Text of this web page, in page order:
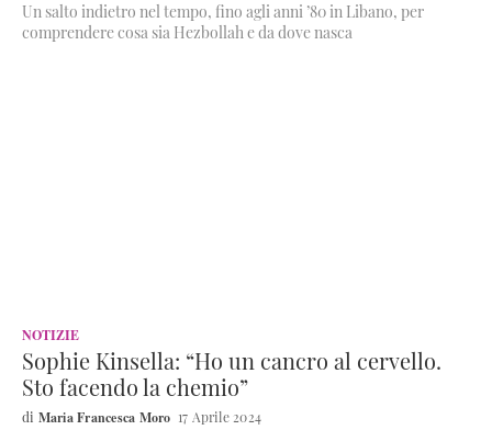
Un salto indietro nel tempo, fino agli anni ’80 in Libano, per
comprendere cosa sia Hezbollah e da dove nasca
NOTIZIE
Sophie Kinsella: “Ho un cancro al cervello.
Sto facendo la chemio”
Maria Francesca Moro 17 Aprile 2024